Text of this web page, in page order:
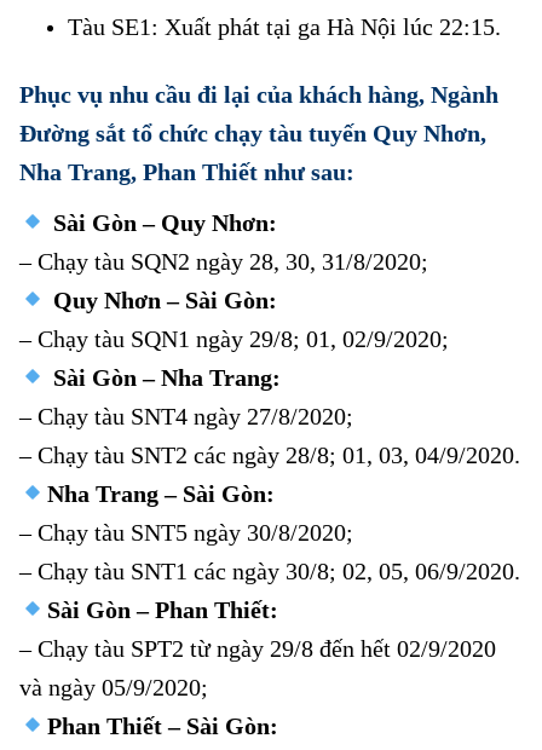
Tàu SE1: Xuất phát tại ga Hà Nội lúc 22:15.
Phục vụ nhu cầu đi lại của khách hàng, Ngành
Đường sắt tổ chức chạy tàu tuyến Quy Nhơn,
Nha Trang, Phan Thiết như sau:
Sài Gòn – Quy Nhơn:
– Chạy tàu SQN2 ngày 28, 30, 31/8/2020;
Quy Nhơn – Sài Gòn:
– Chạy tàu SQN1 ngày 29/8; 01, 02/9/2020;
Sài Gòn – Nha Trang:
– Chạy tàu SNT4 ngày 27/8/2020;
– Chạy tàu SNT2 các ngày 28/8; 01, 03, 04/9/2020.
Nha Trang – Sài Gòn:
– Chạy tàu SNT5 ngày 30/8/2020;
– Chạy tàu SNT1 các ngày 30/8; 02, 05, 06/9/2020.
Sài Gòn – Phan Thiết:
– Chạy tàu SPT2 từ ngày 29/8 đến hết 02/9/2020
và ngày 05/9/2020;
Phan Thiết – Sài Gòn: